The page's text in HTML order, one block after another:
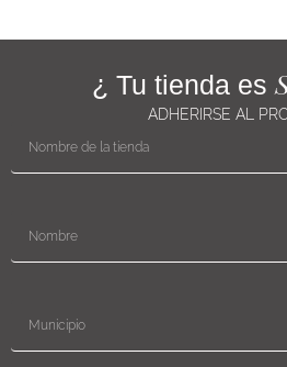
¿ Tu tienda es
ADHERIRSE AL